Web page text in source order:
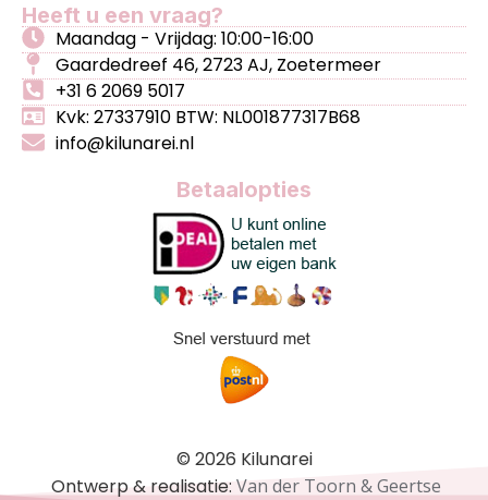
Heeft u een vraag?
Maandag - Vrijdag: 10:00-16:00
Gaardedreef 46, 2723 AJ, Zoetermeer
+31 6 2069 5017
Kvk: 27337910 BTW: NL001877317B68
info@kilunarei.nl
Betaalopties
© 2026 Kilunarei
Ontwerp & realisatie:Van der Toorn & Geertse